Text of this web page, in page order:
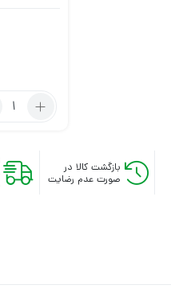
بازگشت کالا در
صورت عدم رضایت